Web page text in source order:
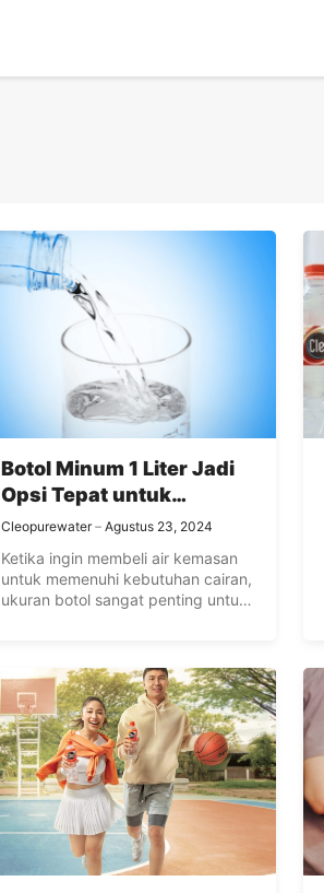
Botol Minum 1 Liter Jadi
Opsi Tepat untuk
Aktivitas Harian,
Mengapa?
Cleopurewater Agustus 23, 2024
Ketika ingin membeli air kemasan
untuk memenuhi kebutuhan cairan,
ukuran botol sangat penting untuk